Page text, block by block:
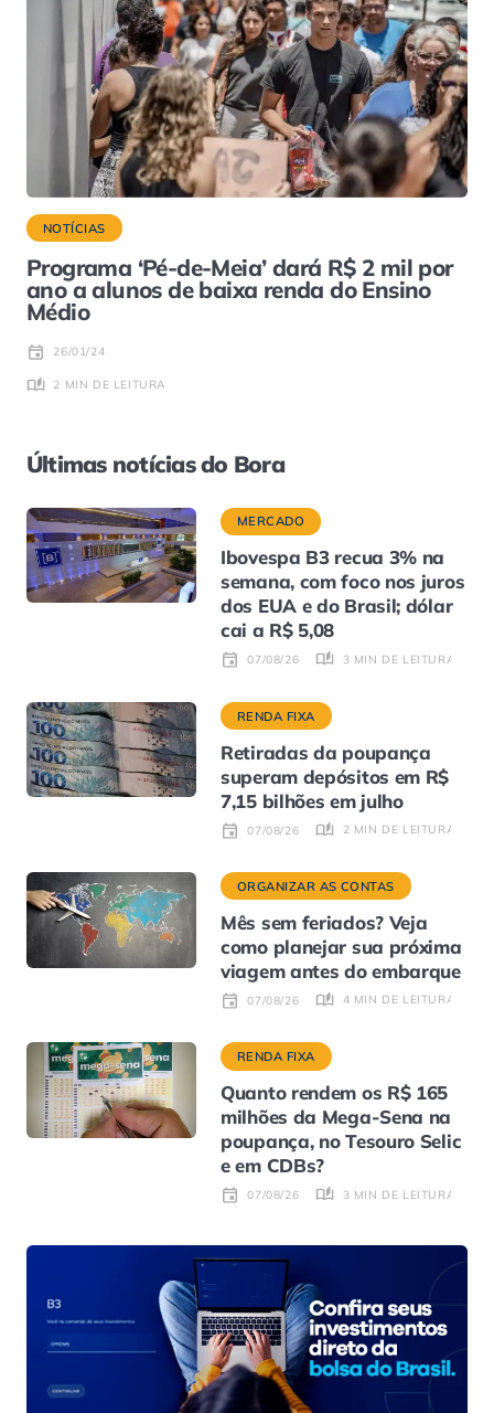
NOTÍCIAS
Programa ‘Pé-de-Meia’ dará R$ 2 mil por
ano a alunos de baixa renda do Ensino
Médio
26/01/24
2 MIN DE LEITURA
Últimas notícias do Bora
MERCADO
Ibovespa B3 recua 3% na
semana, com foco nos juros
dos EUA e do Brasil; dólar
cai a R$ 5,08
07/08/26 3 MIN DE LEITURA
RENDA FIXA
Retiradas da poupança
superam depósitos em R$
7,15 bilhões em julho
07/08/26 2 MIN DE LEITURA
ORGANIZAR AS CONTAS
Mês sem feriados? Veja
como planejar sua próxima
viagem antes do embarque
07/08/26 4 MIN DE LEITURA
RENDA FIXA
Quanto rendem os R$ 165
milhões da Mega-Sena na
poupança, no Tesouro Selic
e em CDBs?
07/08/26 3 MIN DE LEITURA